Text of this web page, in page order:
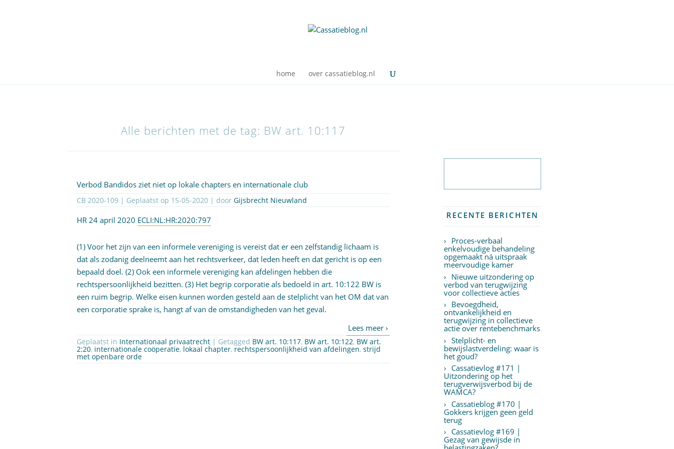
home over cassatieblog.nl
Alle berichten met de tag: BW art. 10:117
Verbod Bandidos ziet niet op lokale chapters en internationale club
CB 2020-109 | Geplaatst op 15-05-2020 | doorGijsbrecht Nieuwland
HR 24 april 2020 ECLI:NL:HR:2020:797
(1) Voor het zijn van een informele vereniging is vereist dat er een zelfstandig lichaam is
dat als zodanig deelneemt aan het rechtsverkeer, dat leden heeft en dat gericht is op een
bepaald doel. (2) Ook een informele vereniging kan afdelingen hebben die
rechtspersoonlijkheid bezitten. (3) Het begrip corporatie als bedoeld in art. 10:122 BW is
een ruim begrip. Welke eisen kunnen worden gesteld aan de stelplicht van het OM dat van
een corporatie sprake is, hangt af van de omstandigheden van het geval.
Geplaatst in Internationaal privaatrecht | Getagged BW art. 10:117, BW art. 10:122, BW art.
2:20, internationale coöperatie, lokaal chapter,rechtspersoonlijkheid van afdelingen,strijd
met openbare orde
RECENTE BERICHTEN
Proces-verbaal
enkelvoudige behandeling
opgemaakt ná uitspraak
meervoudige kamer
Nieuwe uitzondering op
verbod van terugwijzing
voor collectieve acties
Bevoegdheid,
ontvankelijkheid en
terugwijzing in collectieve
actie over rentebenchmarks
Stelplicht- en
bewijslastverdeling: waar is
het goud?
Cassatievlog #171 |
Uitzondering op het
terugverwijsverbod bij de
WAMCA?
Cassatieblog #170 |
Gokkers krijgen geen geld
terug
Cassatievlog #169 |
Gezag van gewijsde in